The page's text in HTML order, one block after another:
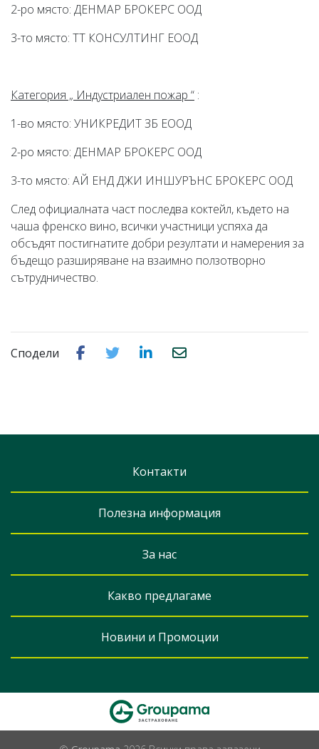
2-ро място: ДЕНМАР БРОКЕРС ООД
3-то място: ТТ КОНСУЛТИНГ ЕООД
Категория „ Индустриален пожар “ :
1-во място: УНИКРЕДИТ ЗБ ЕООД
2-ро място: ДЕНМАР БРОКЕРС ООД
3-то място: АЙ ЕНД ДЖИ ИНШУРЪНС БРОКЕРС ООД
След официалната част последва коктейл, където на
чаша френско вино, всички участници успяха да
обсъдят постигнатите добри резултати и намерения за
бъдещо разширяване на взаимно ползотворно
сътрудничество.
Сподели
Контакти
Полезна информация
За нас
Какво предлагаме
Новини и Промоции